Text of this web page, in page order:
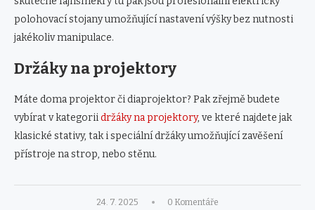
polohovací stojany umožňující nastavení výšky bez nutnosti
jakékoliv manipulace.
Držáky na projektory
Máte doma projektor či diaprojektor? Pak zřejmě budete
vybírat v kategoriidržáky na projektory, ve které najdete jak
klasické stativy, tak i speciální držáky umožňující zavěšení
přístroje na strop, nebo stěnu.
24. 7. 2025 0 Komentáře